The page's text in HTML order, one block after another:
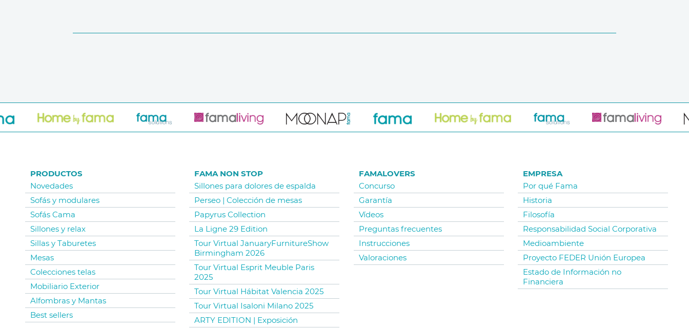
PRODUCTOS
Novedades
Sofás y modulares
Sofás Cama
Sillones y relax
Sillas y Taburetes
Mesas
Colecciones telas
Mobiliario Exterior
Alfombras y Mantas
Best sellers
FAMA NON STOP
Sillones para dolores de espalda
Perseo | Colección de mesas
Papyrus Collection
La Ligne 29 Edition
Tour Virtual JanuaryFurnitureShow
Birmingham 2026
Tour Virtual Esprit Meuble Paris
2025
Tour Virtual Hábitat Valencia 2025
Tour Virtual Isaloni Milano 2025
ARTY EDITION | Exposición
FAMALOVERS
Concurso
Garantía
Vídeos
Preguntas frecuentes
Instrucciones
Valoraciones
EMPRESA
Por qué Fama
Historia
Filosofía
Responsabilidad Social Corporativa
Medioambiente
Proyecto FEDER Unión Europea
Estado de Información no
Financiera